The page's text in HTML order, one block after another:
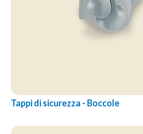
Tappi di sicurezza - Boccole